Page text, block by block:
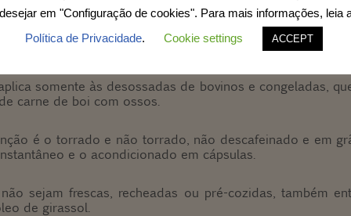
semana, foi definida uma lista de nove itens
azeite, sardinha, biscoitos e massas. Essa
locais e está prevista para entrar em vigor nos
somente às desossadas de bovinos e congeladas,
carne de boi com ossos.
é o torrado e não torrado, não descafeinado e em
e o acondicionado em cápsulas.
sejam frescas, recheadas ou pré-cozidas, também
de girassol.
desejar em "Configuração de cookies". Para mais informações, leia
Política de Privacidade. Cookie settings ACCEPT